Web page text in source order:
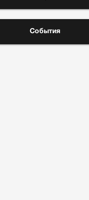
События